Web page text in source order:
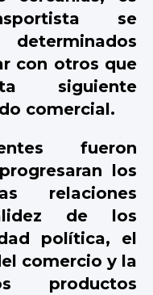
se
con otros que
siguiente
comercial.
fueron
los
relaciones
de los
política, el
comercio y la
productos